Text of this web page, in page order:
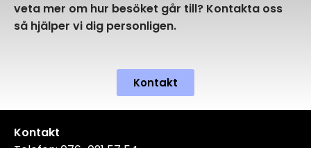
veta mer om hur besöket går till? Kontakta oss
så hjälper vi dig personligen.
Kontakt
Kontakt